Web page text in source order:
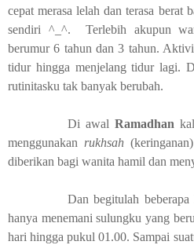
cepat merasa lelah dan terasa berat
sendiri ^_^. Terlebih akupun
berumur 6 tahun dan 3 tahun.
tidur hingga menjelang tidur lagi.
rutinitasku tak banyak berubah.
Di awal Ramadhan
menggunakan rukhsah
diberikan bagi wanita hamil dan
Dan begitulah
hanya menemani sulungku yang
hari hingga pukul 01.00. Sampai